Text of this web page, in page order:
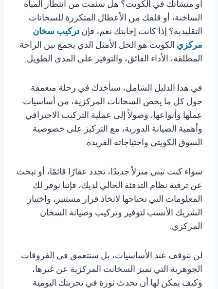
أو منشأتك في الكويت؟ هل سئمت من انتظار المياه
الساخنة، أو قلقك من الأعطال المتكررة للسخانات
التقليدية؟ إذا كانت إجابتك نعم، فإنتركيب سخان
مركزي الكويت هو الحل الأمثل الذي يجمع بين الراحة
المطلقة، الأداء الفائق، والتوفير على المدى الطويل.
في هذا الدليل الشامل، سنأخذك في رحلة متعمقة
حول كل ما يخص السخانات المركزية، من أساسيات
عملها وأنواعها، وصولاً إلى عملية التركيب الاحترافي
وأهمية الصيانة الدورية، مع التركيز على خصوصية
السوق الكويتي واحتياجاته الفريدة.
سواء كنت تبني منزلاً جديدًا، تجدد عقارًا قائمًا، أو تبحث
عن ترقية نظام التدفئة الحالي لديك، فإننا نوفر لك
المعلومات التي تحتاجها لاتخاذ قرار مستنير، واختيار
الشريك الأنسب لتوفير وتركيب وصيانة السخان
المركزي.
لن نتوقف عند الأساسيات، بل سنتعمق في الفروقات
الجوهرية التي تميز السخانت المركزية عن غيرها،
وكيف يمكن لها أن تحدث ثورة في تجربتك اليومية